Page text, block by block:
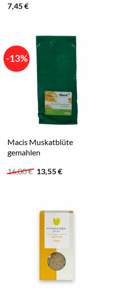
7,45€
-13%
Macis Muskatblüte
gemahlen
16,00€ Ursprünglicher
Preis
13,55€Aktueller